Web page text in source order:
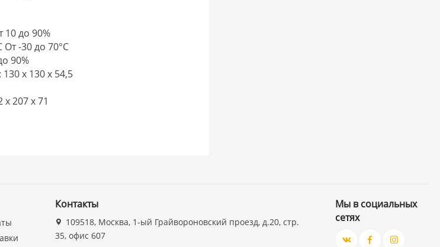
10 до 90%
-30 до 70°С
90%
х 130 х 54,5
207 x 71
Контакты
109518, Москва, 1-ый Грайвороновский проезд, д.20, стр.
35, офис 607
Мы в социальных
сетях